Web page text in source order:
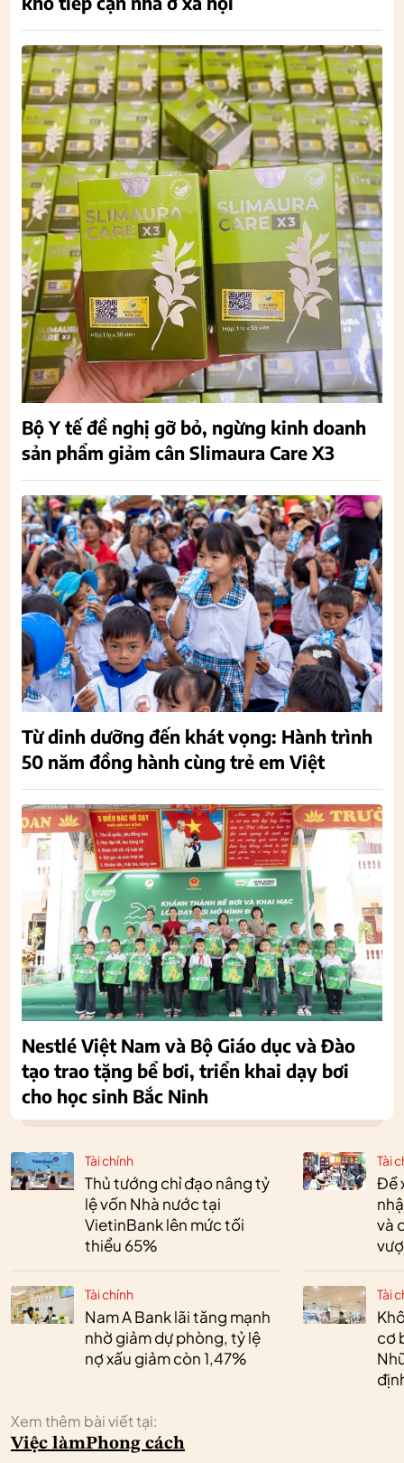
Tài chính
Thủ tướng chỉ đạo nâng tỷ
lệ vốn Nhà nước tại
VietinBank lên mức tối
thiểu 65%
Tài chính
Nam A Bank lãi tăng mạnh
nhờ giảm dự phòng, tỷ lệ
nợ xấu giảm còn 1,47%
Tài
Đề
và
Tài
cơ
Xem thêm bài viết tại:
Việc làmPhong cách
Bộ Y tế đề nghị gỡ bỏ, ngừng kinh doanh
sản phẩm giảm cân Slimaura Care X3
Từ dinh dưỡng đến khát vọng: Hành trình
50 năm đồng hành cùng trẻ em Việt
Nestlé Việt Nam và Bộ Giáo dục và Đào
tạo trao tặng bể bơi, triển khai dạy bơi
cho học sinh Bắc Ninh